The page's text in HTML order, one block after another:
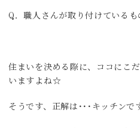
Q．職人さんが取り付けているも
住まいを決める際に、ココにこ
いますよね☆
そうです、正解は･･･キッチンで